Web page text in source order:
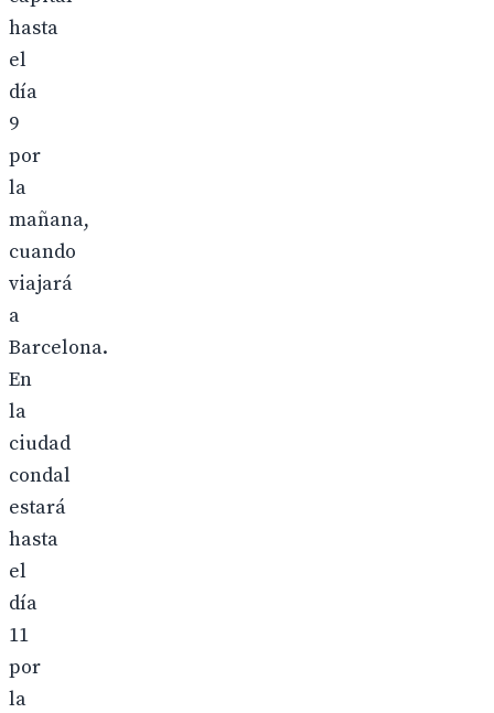
hasta
el
día
9
por
la
mañana,
cuando
viajará
a
Barcelona.
En
la
ciudad
condal
estará
hasta
el
día
11
por
la